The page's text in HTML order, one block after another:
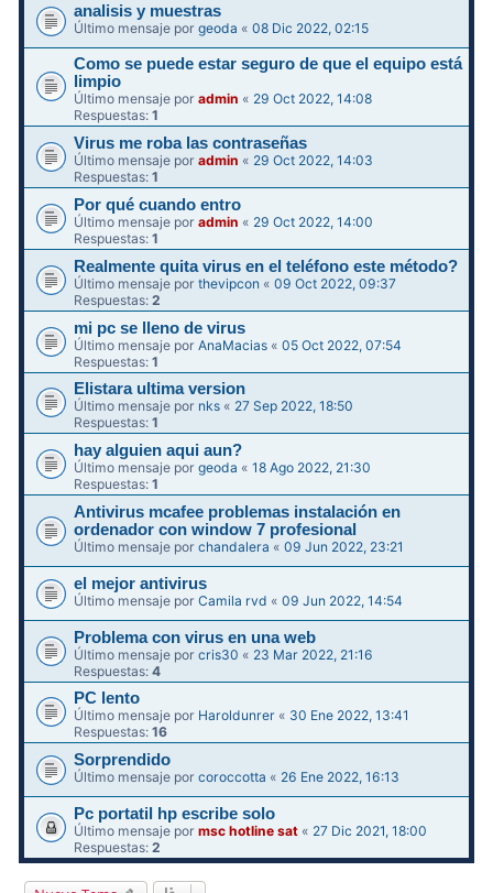
analisis y muestras
Último mensaje porgeoda «08 Dic 2022, 02:15
Como se puede estar seguro de que el equipo está
limpio
Último mensaje poradmin « 29 Oct 2022, 14:08
Respuestas:1
Virus me roba las contraseñas
Último mensaje poradmin « 29 Oct 2022, 14:03
Respuestas:1
Por qué cuando entro
Último mensaje poradmin « 29 Oct 2022, 14:00
Respuestas:1
Realmente quita virus en el teléfono este método?
Último mensaje porthevipcon «09 Oct 2022, 09:37
Respuestas:2
mi pc se lleno de virus
Último mensaje porAnaMacias «05 Oct 2022, 07:54
Respuestas:1
Elistara ultima version
Último mensaje por nks « 27 Sep 2022, 18:50
Respuestas:1
hay alguien aqui aun?
Último mensaje porgeoda «18 Ago 2022, 21:30
Respuestas:1
Antivirus mcafee problemas instalación en
ordenador con window 7 profesional
Último mensaje porchandalera «09 Jun 2022, 23:21
el mejor antivirus
Último mensaje porCamila rvd «09 Jun 2022, 14:54
Problema con virus en una web
Último mensaje porcris30 « 23 Mar 2022, 21:16
Respuestas:4
PC lento
Último mensaje por Haroldunrer « 30 Ene 2022, 13:41
Respuestas:16
Sorprendido
Último mensaje porcoroccotta « 26 Ene 2022, 16:13
Pc portatil hp escribe solo
Último mensaje pormsc hotline sat « 27 Dic 2021, 18:00
Respuestas:2